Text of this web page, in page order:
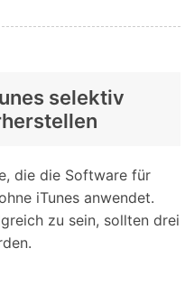
selektiv
die die Software für
iTunes anwendet.
zu sein, sollten drei